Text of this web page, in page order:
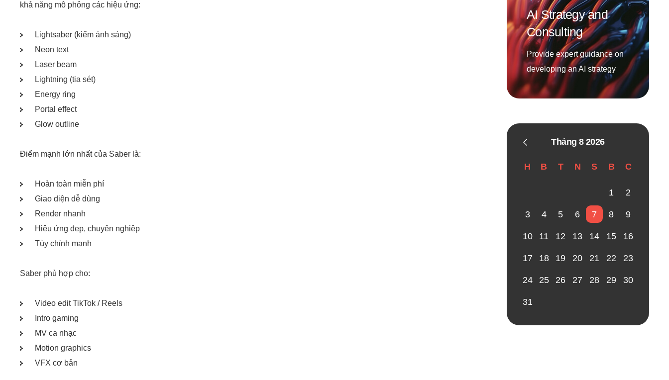
khả năng mô phỏng các hiệu ứng:
Lightsaber (kiếm ánh sáng)
Neon text
Laser beam
Lightning (tia sét)
Energy ring
Portal effect
Glow outline
Điểm mạnh lớn nhất của Saber là:
Hoàn toàn miễn phí
Giao diện dễ dùng
Render nhanh
Hiệu ứng đẹp, chuyên nghiệp
Tùy chỉnh mạnh
Saber phù hợp cho:
Video edit TikTok / Reels
Intro gaming
MV ca nhạc
Motion graphics
VFX cơ bản
AI Strategy and
Consulting
Provide expert guidance on
developing an AI strategy
Tháng 8 2026
H B T N S B C
1 2
3 4 5 6 7 8 9
10 11 12 13 14 15 16
17 18 19 20 21 22 23
24 25 26 27 28 29 30
31